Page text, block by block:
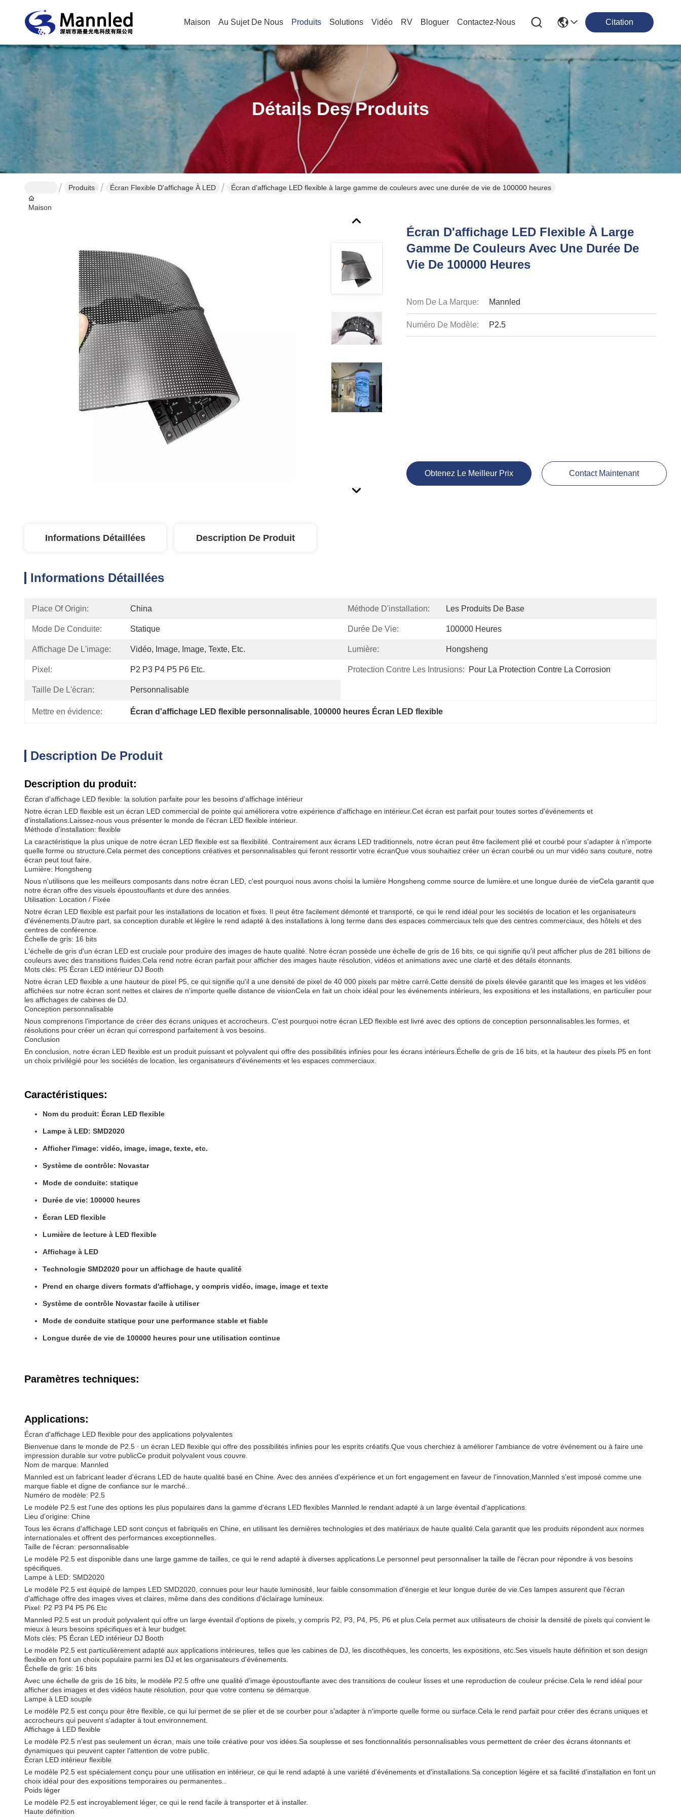
Maison Au Sujet De Nous Produits Solutions Vidéo RV Bloguer Contactez-Nous Citation
Détails Des Produits
Maison
Produits Écran Flexible D'affichage À LED Écran d'affichage LED flexible à large gamme de couleurs avec une durée de vie de 100000 heures
Écran D'affichage LED Flexible À Large
Gamme De Couleurs Avec Une Durée De
Vie De 100000 Heures
Nom De La Marque: Mannled
Numéro De Modèle: P2.5
Obtenez Le Meilleur Prix Contact Maintenant
Informations Détaillées Description De Produit
Informations Détaillées
Place Of Origin: China Méthode D'installation: Les Produits De Base
Mode De Conduite: Statique Durée De Vie: 100000 Heures
Affichage De L'image: Vidéo, Image, Image, Texte, Etc. Lumière: Hongsheng
Pixel: P2 P3 P4 P5 P6 Etc. Protection Contre Les Intrusions: Pour La Protection Contre La Corrosion
Taille De L'écran: Personnalisable
Mettre en évidence: Écran d'affichage LED flexible personnalisable, 100000 heures Écran LED flexible
Description De Produit
Description du produit:
Écran d'affichage LED flexible: la solution parfaite pour les besoins d'affichage intérieur
Notre écran LED flexible est un écran LED commercial de pointe qui améliorera votre expérience d'affichage en intérieur.Cet écran est parfait pour toutes sortes d'événements et
d'installations.Laissez-nous vous présenter le monde de l'écran LED flexible intérieur.
Méthode d'installation: flexible
La caractéristique la plus unique de notre écran LED flexible est sa flexibilité. Contrairement aux écrans LED traditionnels, notre écran peut être facilement plié et courbé pour s'adapter à n'importe
quelle forme ou structure.Cela permet des conceptions créatives et personnalisables qui feront ressortir votre écranQue vous souhaitiez créer un écran courbé ou un mur vidéo sans couture, notre
écran peut tout faire.
Lumière: Hongsheng
Nous n'utilisons que les meilleurs composants dans notre écran LED, c'est pourquoi nous avons choisi la lumière Hongsheng comme source de lumière.et une longue durée de vieCela garantit que
notre écran offre des visuels époustouflants et dure des années.
Utilisation: Location / Fixée
Notre écran LED flexible est parfait pour les installations de location et fixes. Il peut être facilement démonté et transporté, ce qui le rend idéal pour les sociétés de location et les organisateurs
d'événements.D'autre part, sa conception durable et légère le rend adapté à des installations à long terme dans des espaces commerciaux tels que des centres commerciaux, des hôtels et des
centres de conférence.
Échelle de gris: 16 bits
L'échelle de gris d'un écran LED est cruciale pour produire des images de haute qualité. Notre écran possède une échelle de gris de 16 bits, ce qui signifie qu'il peut afficher plus de 281 billions de
couleurs avec des transitions fluides.Cela rend notre écran parfait pour afficher des images haute résolution, vidéos et animations avec une clarté et des détails étonnants.
Mots clés: P5 Écran LED intérieur DJ Booth
Notre écran LED flexible a une hauteur de pixel P5, ce qui signifie qu'il a une densité de pixel de 40 000 pixels par mètre carré.Cette densité de pixels élevée garantit que les images et les vidéos
affichées sur notre écran sont nettes et claires de n'importe quelle distance de visionCela en fait un choix idéal pour les événements intérieurs, les expositions et les installations, en particulier pour
les affichages de cabines de DJ.
Conception personnalisable
Nous comprenons l'importance de créer des écrans uniques et accrocheurs. C'est pourquoi notre écran LED flexible est livré avec des options de conception personnalisables.les formes, et
résolutions pour créer un écran qui correspond parfaitement à vos besoins.
Conclusion
En conclusion, notre écran LED flexible est un produit puissant et polyvalent qui offre des possibilités infinies pour les écrans intérieurs.Échelle de gris de 16 bits, et la hauteur des pixels P5 en font
un choix privilégié pour les sociétés de location, les organisateurs d'événements et les espaces commerciaux.
Caractéristiques:
Nom du produit: Écran LED flexible
Lampe à LED: SMD2020
Afficher l'image: vidéo, image, image, texte, etc.
Système de contrôle: Novastar
Mode de conduite: statique
Durée de vie: 100000 heures
Écran LED flexible
Lumière de lecture à LED flexible
Affichage à LED
Technologie SMD2020 pour un affichage de haute qualité
Prend en charge divers formats d'affichage, y compris vidéo, image, image et texte
Système de contrôle Novastar facile à utiliser
Mode de conduite statique pour une performance stable et fiable
Longue durée de vie de 100000 heures pour une utilisation continue
Paramètres techniques:
Applications:
Écran d'affichage LED flexible pour des applications polyvalentes
Bienvenue dans le monde de P2.5 ∙ un écran LED flexible qui offre des possibilités infinies pour les esprits créatifs.Que vous cherchiez à améliorer l'ambiance de votre événement ou à faire une
impression durable sur votre publicCe produit polyvalent vous couvre.
Nom de marque: Mannled
Mannled est un fabricant leader d'écrans LED de haute qualité basé en Chine. Avec des années d'expérience et un fort engagement en faveur de l'innovation,Mannled s'est imposé comme une
marque fiable et digne de confiance sur le marché..
Numéro de modèle: P2.5
Le modèle P2.5 est l'une des options les plus populaires dans la gamme d'écrans LED flexibles Mannled.le rendant adapté à un large éventail d'applications.
Lieu d'origine: Chine
Tous les écrans d'affichage LED sont conçus et fabriqués en Chine, en utilisant les dernières technologies et des matériaux de haute qualité.Cela garantit que les produits répondent aux normes
internationales et offrent des performances exceptionnelles.
Taille de l'écran: personnalisable
Le modèle P2.5 est disponible dans une large gamme de tailles, ce qui le rend adapté à diverses applications.Le personnel peut personnaliser la taille de l'écran pour répondre à vos besoins
spécifiques.
Lampe à LED: SMD2020
Le modèle P2.5 est équipé de lampes LED SMD2020, connues pour leur haute luminosité, leur faible consommation d'énergie et leur longue durée de vie.Ces lampes assurent que l'écran
d'affichage offre des images vives et claires, même dans des conditions d'éclairage lumineux.
Pixel: P2 P3 P4 P5 P6 Etc
Mannled P2.5 est un produit polyvalent qui offre un large éventail d'options de pixels, y compris P2, P3, P4, P5, P6 et plus.Cela permet aux utilisateurs de choisir la densité de pixels qui convient le
mieux à leurs besoins spécifiques et à leur budget.
Mots clés: P5 Écran LED intérieur DJ Booth
Le modèle P2.5 est particulièrement adapté aux applications intérieures, telles que les cabines de DJ, les discothèques, les concerts, les expositions, etc.Ses visuels haute définition et son design
flexible en font un choix populaire parmi les DJ et les organisateurs d'événements.
Échelle de gris: 16 bits
Avec une échelle de gris de 16 bits, le modèle P2.5 offre une qualité d'image époustouflante avec des transitions de couleur lisses et une reproduction de couleur précise.Cela le rend idéal pour
afficher des images et des vidéos haute résolution, pour que votre contenu se démarque.
Lampe à LED souple
Le modèle P2.5 est conçu pour être flexible, ce qui lui permet de se plier et de se courber pour s'adapter à n'importe quelle forme ou surface.Cela le rend parfait pour créer des écrans uniques et
accrocheurs qui peuvent s'adapter à tout environnement.
Affichage à LED flexible
Le modèle P2.5 n'est pas seulement un écran, mais une toile créative pour vos idées.Sa souplesse et ses fonctionnalités personnalisables vous permettent de créer des écrans étonnants et
dynamiques qui peuvent capter l'attention de votre public.
Écran LED intérieur flexible
Le modèle P2.5 est spécialement conçu pour une utilisation en intérieur, ce qui le rend adapté à une variété d'événements et d'installations.Sa conception légère et sa facilité d'installation en font un
choix idéal pour des expositions temporaires ou permanentes..
Poids léger
Le modèle P2.5 est incroyablement léger, ce qui le rend facile à transporter et à installer.
Haute définition